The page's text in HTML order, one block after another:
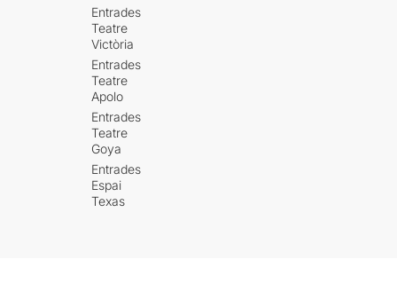
Entrades
Teatre
Victòria
Entrades
Teatre
Apolo
Entrades
Teatre
Goya
Entrades
Espai
Texas